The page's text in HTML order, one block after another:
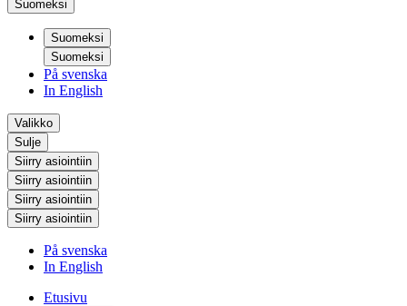
Suomeksi
Suomeksi
Suomeksi
På svenska
In English
Valikko
Sulje
Siirry asiointiin
Siirry asiointiin
Siirry asiointiin
Siirry asiointiin
På svenska
In English
Etusivu